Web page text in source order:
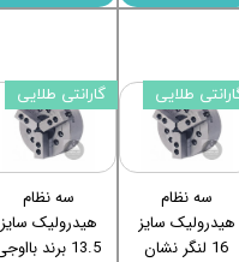
سه نظام
هیدرولیک سایز
16 لنگر نشان
طلایی
سه نظام
هیدرولیک سایز
13.5 برند بااوجی
گارانتی طلایی